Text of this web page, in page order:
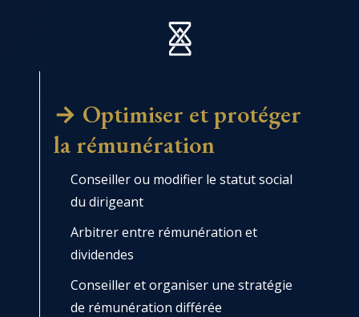
→ Optimiser et protéger
la rémunération
Conseiller ou modifier le statut social
du dirigeant
Arbitrer entre rémunération et
dividendes
Conseiller et organiser une stratégie
de rémunération différée